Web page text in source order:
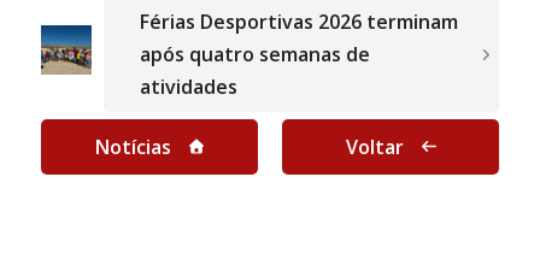
Férias Desportivas 2026 terminam
após quatro semanas de
atividades
Notícias Voltar